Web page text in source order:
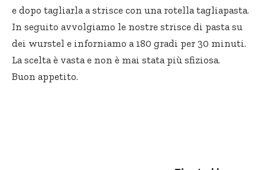
e dopo tagliarla a strisce con una rotella tagliapasta.
In seguito avvolgiamo le nostre strisce di pasta su
dei wurstel e inforniamo a 180 gradi per 30 minuti.
La scelta è vasta e non è mai stata più sfiziosa.
Buon appetito.